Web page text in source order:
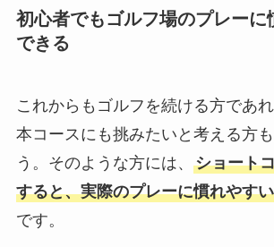
初心者でもゴルフ場のプレーに
できる
これからもゴルフを続ける方であ
本コースにも挑みたいと考える方
う。そのような方には、 ショート
すると、実際のプレーに慣れやすい
です。